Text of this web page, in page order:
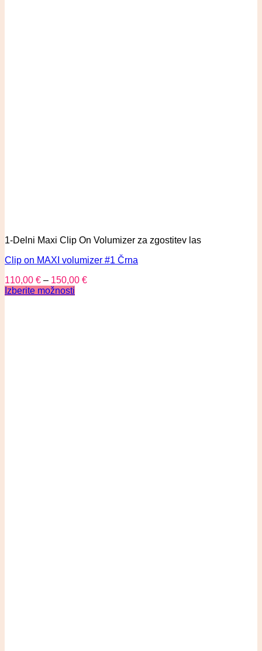
1-Delni Maxi Clip On Volumizer za zgostitev las
Clip on MAXI volumizer #1 Črna
110,00 € – 150,00 €
Izberite možnosti